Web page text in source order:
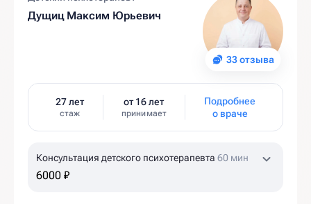
33 отзыва
Дущиц Максим Юрьевич
27 лет
стаж
от 16 лет
принимает
Подробнее
о враче
Консультация детского психотерапевта 60 мин
6000 ₽